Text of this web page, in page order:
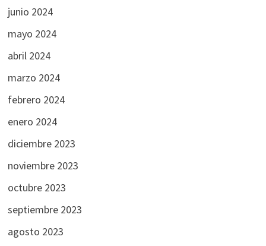
junio 2024
mayo 2024
abril 2024
marzo 2024
febrero 2024
enero 2024
diciembre 2023
noviembre 2023
octubre 2023
septiembre 2023
agosto 2023